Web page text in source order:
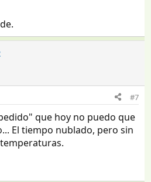
#7
que hoy no puedo que
El tiempo nublado, pero sin